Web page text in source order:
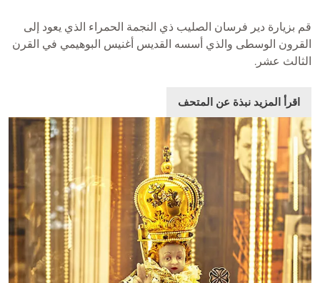
قم بزيارة دير فرسان الصليب ذي النجمة الحمراء الذي يعود إلى
القرون الوسطى والذي أسسه القديس أغنيس البوهيمي في القرن
الثالث عشر.
اقرأ المزيد نبذة عن المتحف